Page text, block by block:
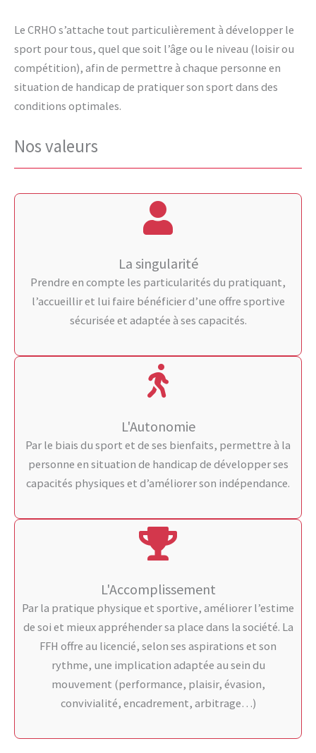
Le CRHO s’attache tout particulièrement à développer le
sport pour tous, quel que soit l’âge ou le niveau (loisir ou
compétition), afin de permettre à chaque personne en
situation de handicap de pratiquer son sport dans des
conditions optimales.
Nos valeurs
La singularité
Prendre en compte les particularités du pratiquant,
l’accueillir et lui faire bénéficier d’une offre sportive
sécurisée et adaptée à ses capacités.
L'Autonomie
Par le biais du sport et de ses bienfaits, permettre à la
personne en situation de handicap de développer ses
capacités physiques et d’améliorer son indépendance.
L'Accomplissement
Par la pratique physique et sportive, améliorer l’estime
de soi et mieux appréhender sa place dans la société. La
FFH offre au licencié, selon ses aspirations et son
rythme, une implication adaptée au sein du
mouvement (performance, plaisir, évasion,
convivialité, encadrement, arbitrage…)